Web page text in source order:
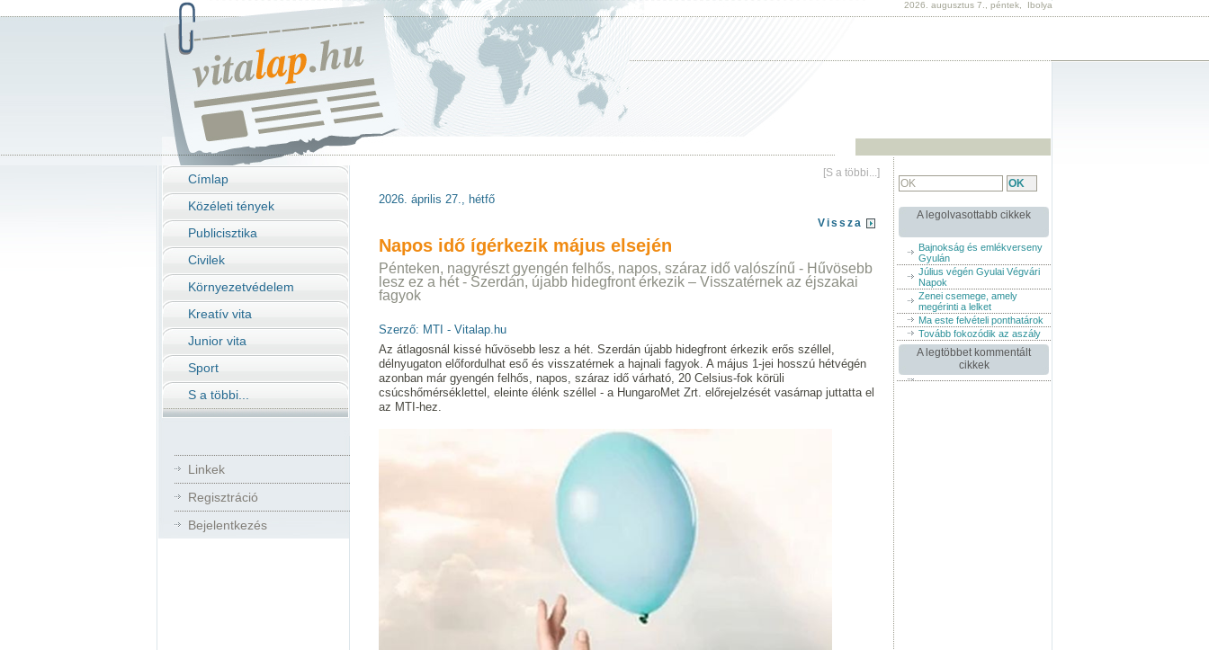
2026. augusztus 7., péntek, Ibolya
Címlap
Közéleti tények
Publicisztika
Civilek
Környezetvédelem
Kreatív vita
Junior vita
Sport
S a többi...
Linkek
Regisztráció
Bejelentkezés
[S a többi...]
2026. április 27., hétfő
Vissza
Napos idő ígérkezik május elsején
Pénteken, nagyrészt gyengén felhős, napos, száraz idő valószínű - Hűvösebb
lesz ez a hét - Szerdán, újabb hidegfront érkezik – Visszatérnek az éjszakai
fagyok
Szerző: MTI - Vitalap.hu
Az átlagosnál kissé hűvösebb lesz a hét. Szerdán újabb hidegfront érkezik erős széllel,
délnyugaton előfordulhat eső és visszatérnek a hajnali fagyok. A május 1-jei hosszú hétvégén
azonban már gyengén felhős, napos, száraz idő várható, 20 Celsius-fok körüli
csúcshőmérséklettel, eleinte élénk széllel - a HungaroMet Zrt. előrejelzését vasárnap juttatta el
az MTI-hez.
A legolvasottabb cikkek
Bajnokság és emlékverseny
Gyulán
Július végén Gyulai Végvári
Napok
Zenei csemege, amely
megérinti a lelket
Ma este felvételi ponthatárok
Tovább fokozódik az aszály
A legtöbbet kommentált
cikkek